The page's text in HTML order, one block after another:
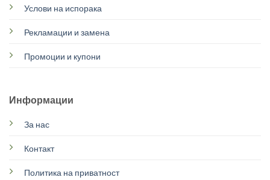
Услови на испорака
Рекламации и замена
Промоции и купони
Информации
За нас
Контакт
Политика на приватност